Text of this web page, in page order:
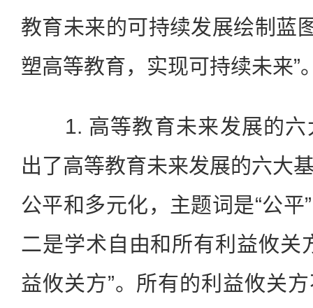
教育未来的可持续发展绘制蓝
塑高等教育，实现可持续未来”
1. 高等教育未来发展的六
出了高等教育未来发展的六大
公平和多元化，主题词是“公平
二是学术自由和所有利益攸关
益攸关方”。所有的利益攸关